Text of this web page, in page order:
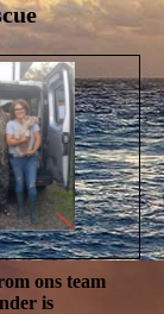
ons team
is